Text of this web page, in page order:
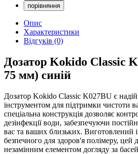
порівняння
Опис
Характеристики
Відгуків (0)
Дозатор Kokido Classic
75 мм) синій
Дозатор Kokido Classic K027BU є
інструментом для підтримки чистоти
спеціальна конструкція дозволяє
дезінфекції води, забезпечуючи
вас та ваших близьких. Виготовлений
безпечного для здоров'я полімеру, цей
незамінним елементом догляду за